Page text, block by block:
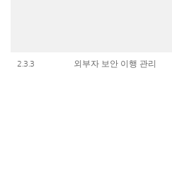
2.3.3 외부자 보안 이행 관리